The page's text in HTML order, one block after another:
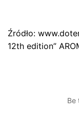
Źródło:
12th edition”
Be